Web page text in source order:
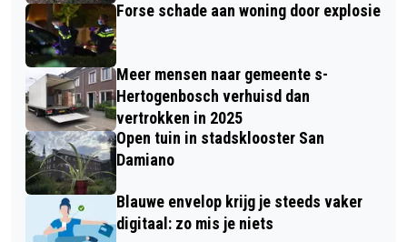
Forse schade aan woning door explosie
Meer mensen naar gemeente s-
Hertogenbosch verhuisd dan
vertrokken in 2025
Open tuin in stadsklooster San
Damiano
Blauwe envelop krijg je steeds vaker
digitaal: zo mis je niets